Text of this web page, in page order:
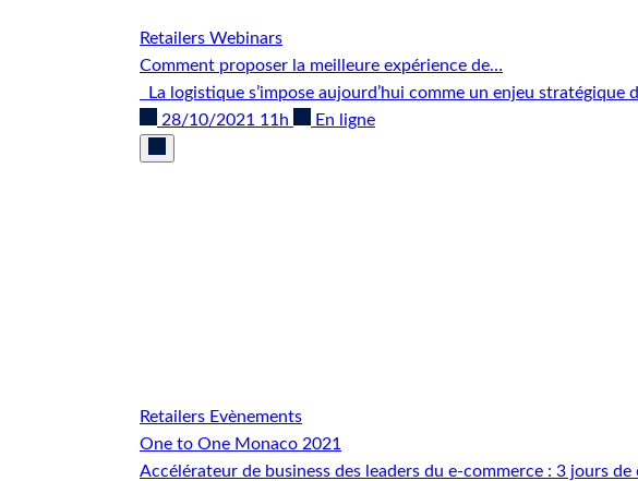
Retailers Webinars
Comment proposer la meilleure expérience de…
La logistique s’impose aujourd’hui comme un enjeu
28/10/2021 11h
En ligne
Retailers Evènements
One to One Monaco 2021
Accélérateur de business des leaders du e-commerce : 3 jours